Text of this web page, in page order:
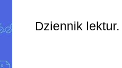
Dziennik lektur.